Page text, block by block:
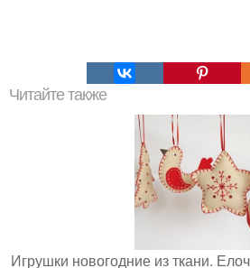
Читайте также
Игрушки новогодние из ткани.